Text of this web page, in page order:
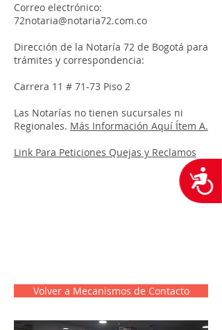
Correo electrónico:
72notaria@notaria72.com.co
Dirección de la Notaría 72 de Bogotá para
trámites y correspondencia:
Carrera 11 # 71-73 Piso 2
Las Notarías no tienen sucursales ni
Regionales. Más Información Aquí Ítem A.
Link Para Peticiones Quejas y Reclamos
Volver a Mecanismos de Contacto